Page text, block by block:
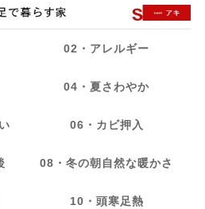
02・アレルギー
04・夏さわやか
06・カビ押入
08・冬の朝自然な暖かさ
10・頭寒足熱